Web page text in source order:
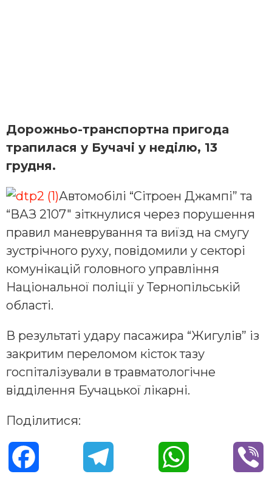
Дорожньо-транспортна пригода
трапилася у Бучачі у неділю, 13
грудня.
Автомобілі “Сітроен Джампі” та
“ВАЗ 2107″ зіткнулися через порушення
правил маневрування та виїзд на смугу
зустрічного руху, повідомили у секторі
комунікацій головного управління
Національної поліції у Тернопільській
області.
В результаті удару пасажира “Жигулів” із
закритим переломом кісток тазу
госпіталізували в травматологічне
відділення Бучацької лікарні.
Поділитися: